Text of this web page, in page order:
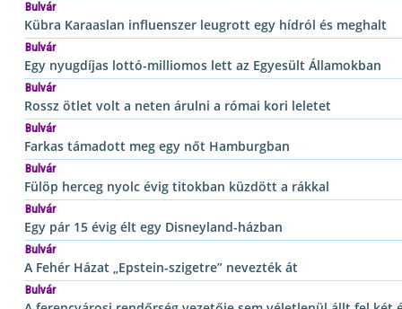
Bulvár
Kübra Karaaslan influenszer leugrott egy hídról és meghalt
Bulvár
Egy nyugdíjas lottó-milliomos lett az Egyesült Államokban
Bulvár
Rossz ötlet volt a neten árulni a római kori leletet
Bulvár
Farkas támadott meg egy nőt Hamburgban
Bulvár
Fülöp herceg nyolc évig titokban küzdött a rákkal
Bulvár
Egy pár 15 évig élt egy Disneyland-házban
Bulvár
A Fehér Házat „Epstein-szigetre” nevezték át
Bulvár